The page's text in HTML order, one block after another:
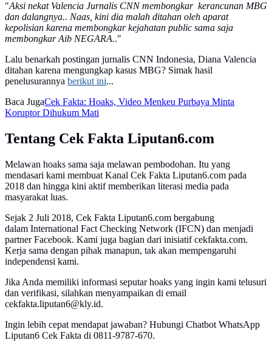
"Aksi nekat Valencia Jurnalis CNN membongkar kerancunan MBG
dan dalangnya.. Naas, kini dia malah ditahan oleh aparat
kepolisian karena membongkar kejahatan public sama saja
membongkar Aib NEGARA.."
Lalu benarkah postingan jurnalis CNN Indonesia, Diana Valencia
ditahan karena mengungkap kasus MBG? Simak hasil
penelusurannya berikut ini...
Baca JugaCek Fakta: Hoaks, Video Menkeu Purbaya Minta
Koruptor Dihukum Mati
Tentang Cek Fakta Liputan6.com
Melawan hoaks sama saja melawan pembodohan. Itu yang
mendasari kami membuat Kanal Cek Fakta Liputan6.com pada
2018 dan hingga kini aktif memberikan literasi media pada
masyarakat luas.
Sejak 2 Juli 2018, Cek Fakta Liputan6.com bergabung
dalam International Fact Checking Network (IFCN) dan menjadi
partner Facebook. Kami juga bagian dari inisiatif cekfakta.com.
Kerja sama dengan pihak manapun, tak akan mempengaruhi
independensi kami.
Jika Anda memiliki informasi seputar hoaks yang ingin kami telusuri
dan verifikasi, silahkan menyampaikan di email
cekfakta.liputan6@kly.id.
Ingin lebih cepat mendapat jawaban? Hubungi Chatbot WhatsApp
Liputan6 Cek Fakta di 0811-9787-670.